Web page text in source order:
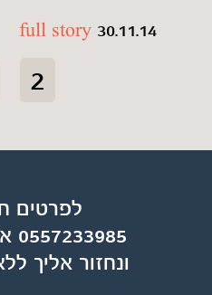
30.11.14
full story
2
לפרטים
ונחזור אליך